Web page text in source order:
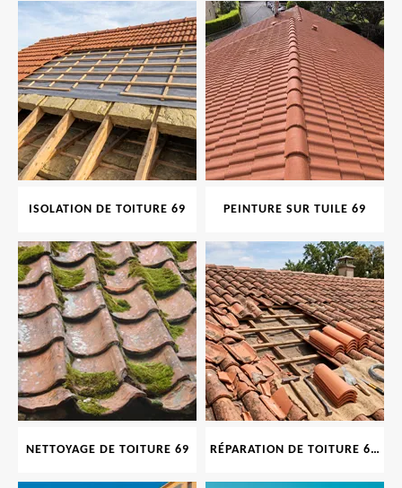
ISOLATION DE TOITURE 69 PEINTURE SUR TUILE 69
NETTOYAGE DE TOITURE 69 RÉPARATION DE TOITURE 69 RHONE, TUILES CASSÉES OU ABIMÉES